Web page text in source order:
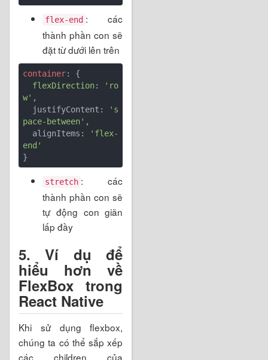
flex-end : các
thành phần con sẽ
đặt từ dưới lên trên
container: {
flexDirection:
'ro
w' ,
  justifyContent:
's
pace-between' ,
  alignItems:
'flex-
end'
stretch : các
thành phần con sẽ
tự động con giãn
lấp đầy
5. Ví dụ để
hiểu hơn về
FlexBox trong
React Native
Khi sử dụng flexbox,
chúng ta có thể sắp xếp
các children của